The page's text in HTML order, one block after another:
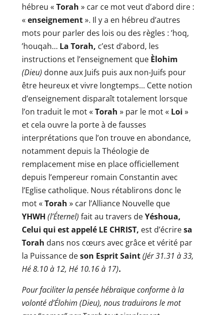
hébreu «Torah » car ce mot veut d’abord dire :
«enseignement». Il y a en hébreu d’autres
mots pour parler des lois ou des règles : ’hoq,
’houqah… La Torah, c’est d’abord, les
instructions et l’enseignement que Èlohim
(Dieu) donne aux Juifs puis aux non-Juifs pour
être heureux et vivre longtemps… Cette notion
d’enseignement disparaît totalement lorsque
l’on traduit le mot «Torah » par le mot « Loi »
et cela ouvre la porte à de fausses
interprétations que l’on trouve en abondance,
notamment depuis la Théologie de
remplacement mise en place officiellement
depuis l’empereur romain Constantin avec
l’Eglise catholique. Nous rétablirons donc le
mot «Torah » car l’Alliance Nouvelle que
YHWH (l’Éternel) fait au travers deYéshoua,
Celui qui est appelé LE CHRIST, est d’écriresa
Torah dans nos cœurs avec grâce et vérité par
la Puissance deson Esprit Saint(Jér 31.31 à 33,
Hé 8.10 à 12, Hé 10.16 à 17).
Pour faciliter la pensée hébraïque conforme à la
volonté d’Élohim (Dieu), nous traduirons le mot